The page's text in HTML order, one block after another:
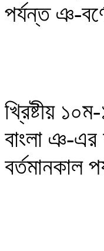
পর্যন্ত ঞ-
খ্রিষ্টীয়
বাংলা ঞ-
বর্তমানকাল